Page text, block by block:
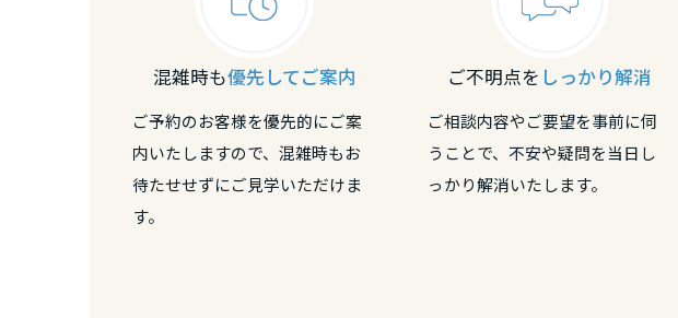
混雑時も優先してご案内
ご予約のお客様を優先的にご案
内いたしますので、混雑時もお
待たせせずにご見学いただけま
す。
ご不明点を しっかり解消
ご相談内容やご要望を事前に伺
うことで、不安や疑問を当日し
っかり解消いたします。